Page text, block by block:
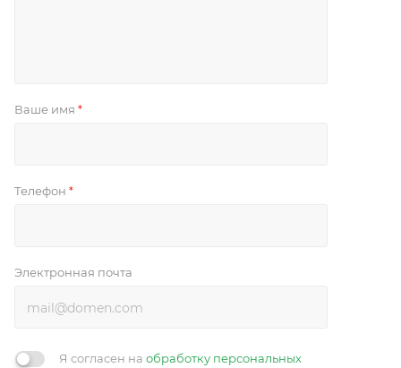
Ваше имя *
Телефон *
Электронная почта
Я согласен на обработку персональных